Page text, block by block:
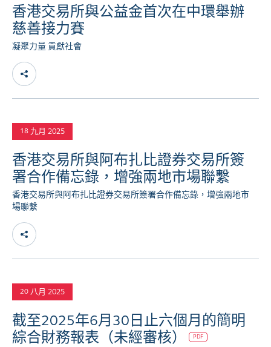
香港交易所與公益金首次在中環舉辦
慈善接力賽
凝聚力量 貢獻社會
18 九月 2025
香港交易所與阿布扎比證券交易所簽
署合作備忘錄，增強兩地市場聯繫
香港交易所與阿布扎比證券交易所簽署合作備忘錄，增強兩地市
場聯繫
20 八月 2025
截至2025年6月30日止六個月的簡明
綜合財務報表（未經審核）
PDF